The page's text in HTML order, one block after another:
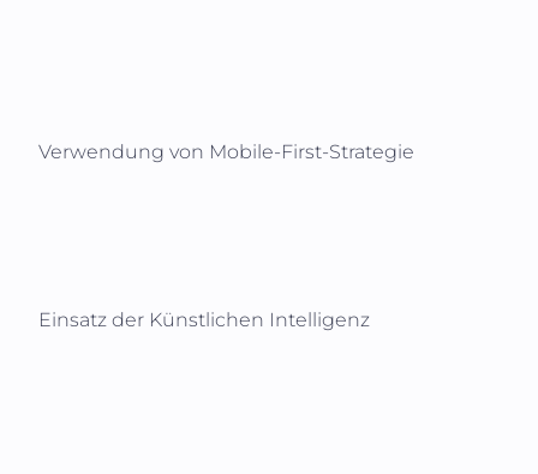
Verwendung von Mobile-First-Strategie
Einsatz der Künstlichen Intelligenz